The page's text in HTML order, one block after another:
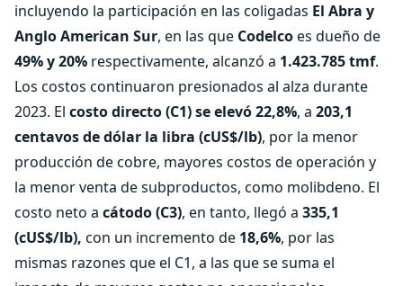
incluyendo la participación en las coligadas El Abra y
Anglo American Sur, en las que Codelcoes dueño de
49% y 20% respectivamente, alcanzó a 1.423.785 tmf.
Los costos continuaron presionados al alza durante
2023. El costo directo (C1) se elevó 22,8%, a 203,1
centavos de dólar la libra (cUS$/lb), por la menor
producción de cobre, mayores costos de operación y
la menor venta de subproductos, como molibdeno. El
costo neto a cátodo (C3), en tanto, llegó a 335,1
(cUS$/lb), con un incremento de 18,6%, por las
mismas razones que el C1, a las que se suma el